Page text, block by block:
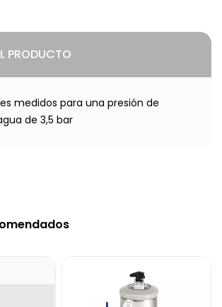
PRODUCTO
medidos para una presión de
de 3,5 bar